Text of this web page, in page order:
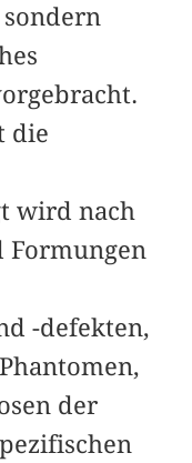
die
wird nach
Formungen
-defekten,
der